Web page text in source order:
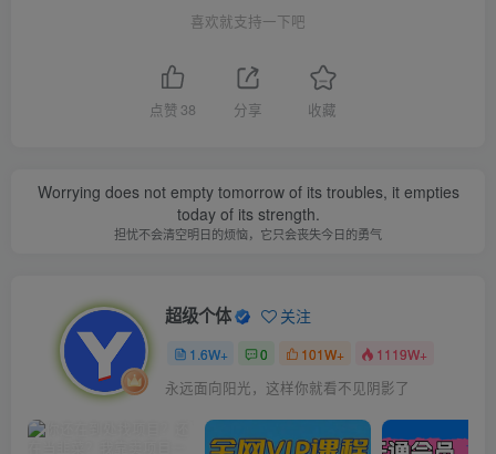
喜欢就支持一下吧
点赞 38 分享 收藏
Worrying does not empty tomorrow of its troubles, it empties
today of its strength.
担忧不会清空明日的烦恼，它只会丧失今日的勇气
超级个体 关注
1.6W+ 0 101W+ 1119W+
永远面向阳光，这样你就看不见阴影了